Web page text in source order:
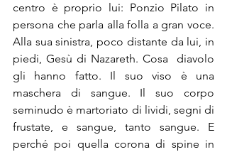
centro è proprio lui: Ponzio Pilato in
persona che parla alla folla a gran voce.
Alla sua sinistra, poco distante da lui, in
piedi, Gesù di Nazareth. Cosa  diavolo
gli hanno fatto. Il suo viso è una
maschera di sangue. Il suo corpo
seminudo è martoriato di lividi, segni di
frustate, e sangue, tanto sangue. E
perché poi quella corona di spine in